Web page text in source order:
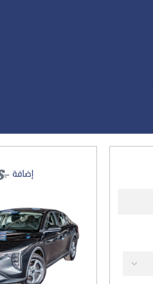
إضافة